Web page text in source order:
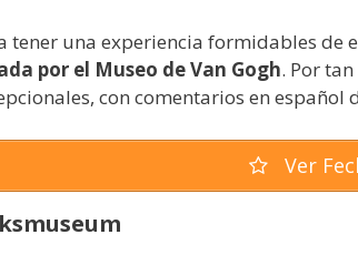
tener una experiencia formidables de
por el Museo de Van Gogh. Por
con comentarios en
Ver